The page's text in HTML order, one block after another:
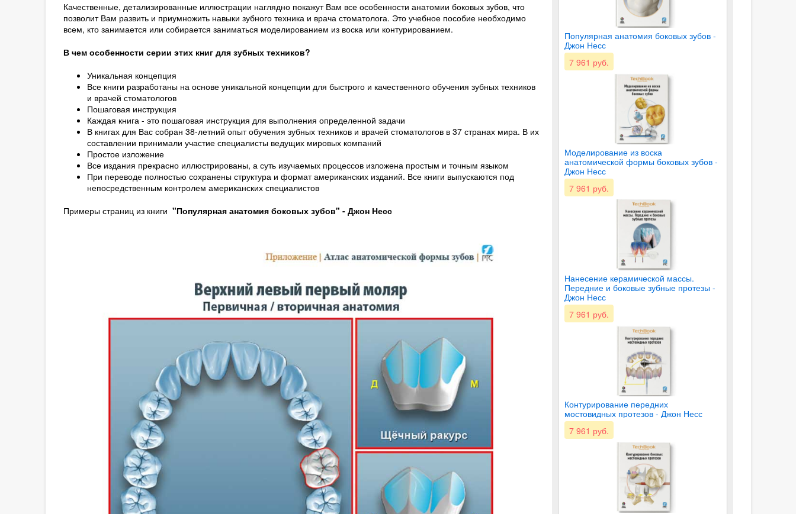
Популярная анатомия боковых зубов -
Джон Несс
7 961 руб.
Моделирование из воска
анатомической формы боковых зубов -
Джон Несс
7 961 руб.
Нанесение керамической массы.
Передние и боковые зубные протезы -
Джон Несс
7 961 руб.
Контурирование передних
мостовидных протезов - Джон Несс
7 961 руб.
Качественные, детализированные иллюстрации наглядно покажут Вам все особенности анатомии боковых зубов, что
позволит Вам развить и приумножить навыки зубного техника и врача стоматолога. Это учебное пособие необходимо
всем, кто занимается или собирается заниматься моделированием из воска или контурированием.
В чем особенности серии этих книг для зубных техников?
Уникальная концепция
Все книги разработаны на основе уникальной концепции для быстрого и качественного обучения зубных техников
и врачей стоматологов
Пошаговая инструкция
Каждая книга - это пошаговая инструкция для выполнения определенной задачи
В книгах для Вас собран 38-летний опыт обучения зубных техников и врачей стоматологов в 37 странах мира. В их
составлении принимали участие специалисты ведущих мировых компаний
Простое изложение
Все издания прекрасно иллюстрированы, а суть изучаемых процессов изложена простым и точным языком
При переводе полностью сохранены структура и формат американских изданий. Все книги выпускаются под
непосредственным контролем американских специалистов
Примеры страниц из книги "Популярная анатомия боковых зубов" - Джон Несс